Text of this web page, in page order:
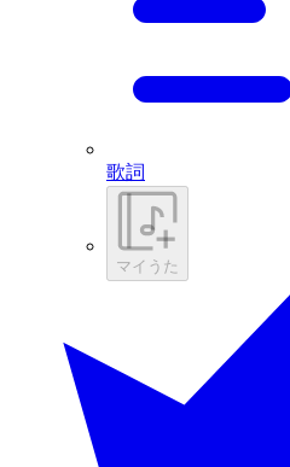
歌詞
マイうた